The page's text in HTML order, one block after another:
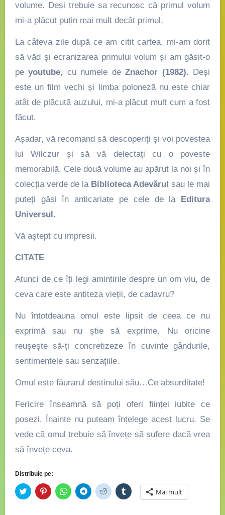
volume. Deși trebuie sa recunosc că primul volum
mi-a plăcut puțin mai mult decât primul.
La câteva zile după ce am citit cartea, mi-am dorit
să văd și ecranizarea primului volum și am găsit-o
peyoutube, cu numele deZnachor (1982). Deși
este un film vechi și limba poloneză nu este chiar
atât de plăcută auzului, mi-a plăcut mult cum a fost
făcut.
Așadar, vă recomand să descoperiți și voi povestea
lui Wilczur și să vă delectați cu o poveste
memorabilă. Cele două volume au apărut la noi și în
colecția verde de la Biblioteca Adevărul sau le mai
puteți găsi în anticariate pe cele de la
Editura
Universul .
Vă aștept cu impresii.
CITATE
Atunci de ce îți legi amintirile despre un om viu, de
ceva care este antiteza vieții, de cadavru?
Nu întotdeauna omul este lipsit de ceea ce nu
exprimă sau nu știe să exprime. Nu oricine
reușește să-ți concretizeze în cuvinte gândurile,
sentimentele sau senzațiile.
Omul este făurarul destinului său…Ce absurditate!
Fericire înseamnă să poți oferi ființei iubite ce
posezi. Înainte nu puteam înțelege acest lucru. Se
vede că omul trebuie să învețe să sufere dacă vrea
să învețe ceva.
Distribuie pe:
Dă
clic
Dă
clic
Dă
clic
Dă
clic
Dă
clic
Dă
clic
pentru
Mai mult